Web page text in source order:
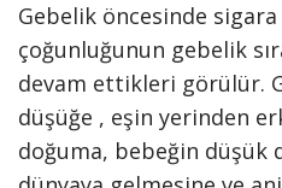
Gebelik öncesinde
çoğunluğunun gebelik
devam ettikleri görülür.
düşüğe , eşin yerinden
doğuma, bebeğin düşük